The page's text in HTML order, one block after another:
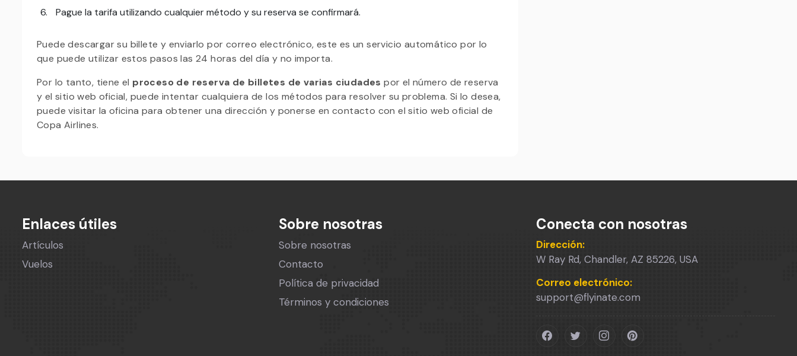
Pague la tarifa utilizando cualquier método y su reserva se confirmará.
Puede descargar su billete y enviarlo por correo electrónico, este es un servicio automático por lo
que puede utilizar estos pasos las 24 horas del día y no importa.
Por lo tanto, tiene el proceso de reserva de billetes de varias ciudades por el número de reserva
y el sitio web oficial, puede intentar cualquiera de los métodos para resolver su problema. Si lo desea,
puede visitar la oficina para obtener una dirección y ponerse en contacto con el sitio web oficial de
Copa Airlines.
Enlaces útiles
Artículos
Vuelos
Sobre nosotras
Sobre nosotras
Contacto
Política de privacidad
Términos y condiciones
Conecta con nosotras
Dirección:
W Ray Rd, Chandler, AZ 85226, USA
Correo electrónico:
support@flyinate.com